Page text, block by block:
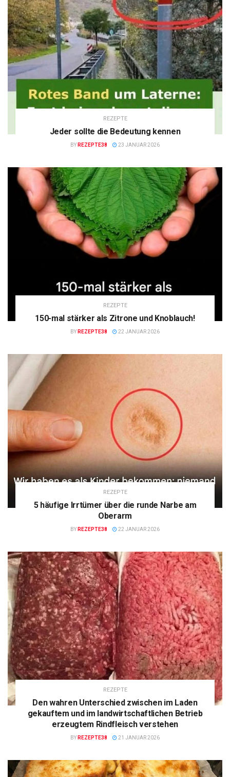
REZEPTE
Jeder sollte die Bedeutung kennen
BY REZEPTE38 23 JANUAR 2026
REZEPTE
150-mal stärker als Zitrone und Knoblauch!
BY REZEPTE38 22 JANUAR 2026
REZEPTE
5 häufige Irrtümer über die runde Narbe am
Oberarm
BY REZEPTE38 22 JANUAR 2026
REZEPTE
Den wahren Unterschied zwischen im Laden
gekauftem und im landwirtschaftlichen Betrieb
erzeugtem Rindfleisch verstehen
BY REZEPTE38 21 JANUAR 2026